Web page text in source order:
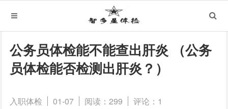
公务员体检能不能查出肝炎 （公务
员体检能否检测出肝炎？）
入职体检 01-07 阅读：299 评论：1